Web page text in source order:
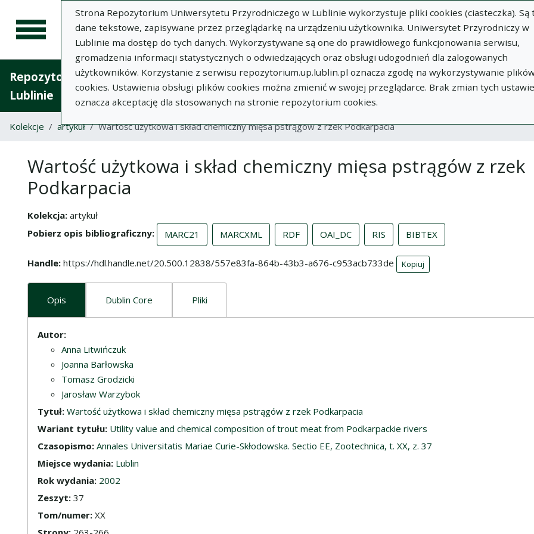
Strona Repozytorium Uniwersytetu Przyrodniczego w Lublinie wykorzystuje pliki cookies (ciasteczka). Są
dane tekstowe, zapisywane przez przeglądarkę na urządzeniu użytkownika. Uniwersytet Przyrodniczy w
Lublinie ma dostęp do tych danych. Wykorzystywane są one do prawidłowego funkcjonowania serwisu,
gromadzenia informacji statystycznych o odwiedzających oraz obsługi udogodnień dla zalogowanych
użytkowników. Korzystanie z serwisu repozytorium.up.lublin.pl oznacza zgodę na wykorzystywanie
cookies. Ustawienia obsługi plików cookies można zmienić w swojej przeglądarce. Brak zmian tych
oznacza akceptację dla stosowanych na stronie repozytorium cookies.
Repozytorium Uniwersytetu Przyrodniczego w
Lublinie
Dodaj
publikację
O
Repozytorium
Dokumenty
Kolekcje artykuł Wartość użytkowa i skład chemiczny mięsa pstrągów z rzek Podkarpacia
Wartość użytkowa i skład chemiczny mięsa pstrągów z rzek
Podkarpacia
Kolekcja artykuł
Pobierz opis bibliograficzny
MARC21 MARCXML RDF OAI_DC RIS BIBTEX
Handle https://hdl.handle.net/20.500.12838/557e83fa-864b-43b3-a676-c953acb733de Kopiuj
Opis Dublin Core Pliki
Opis
Autor:
Anna Litwińczuk
Joanna Barłowska
Tomasz Grodzicki
Jarosław Warzybok
Tytuł: Wartość użytkowa i skład chemiczny mięsa pstrągów z rzek Podkarpacia
Wariant tytułu: Utility value and chemical composition of trout meat from Podkarpackie rivers
Czasopismo: Annales Universitatis Mariae Curie-Skłodowska. Sectio EE, Zootechnica, t. XX, z. 37
Miejsce wydania: Lublin
Rok wydania: 2002
Zeszyt: 37
Tom/numer: XX